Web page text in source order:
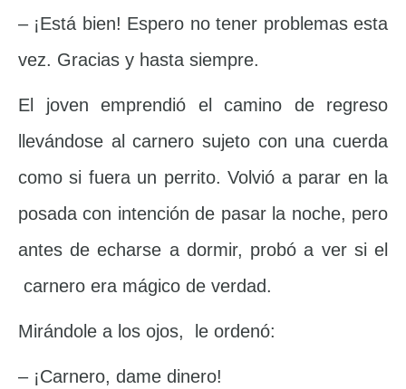
– ¡Está bien! Espero no tener problemas esta
vez. Gracias y hasta siempre.
El joven emprendió el camino de regreso
llevándose al carnero sujeto con una cuerda
como si fuera un perrito. Volvió a parar en la
posada con intención de pasar la noche, pero
antes de echarse a dormir, probó a ver si el
carnero era mágico de verdad.
Mirándole a los ojos, le ordenó:
– ¡Carnero, dame dinero!